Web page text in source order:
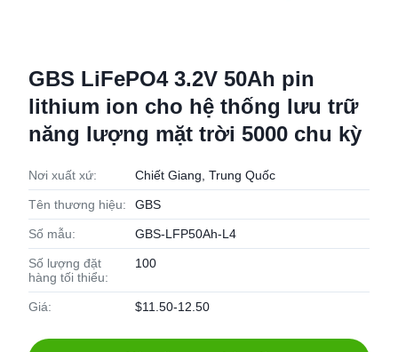
GBS LiFePO4 3.2V 50Ah pin
lithium ion cho hệ thống lưu trữ
năng lượng mặt trời 5000 chu kỳ
Nơi xuất xứ: Chiết Giang, Trung Quốc
Tên thương hiệu: GBS
Số mẫu: GBS-LFP50Ah-L4
Số lượng đặt
hàng tối thiểu:
100
Giá: $11.50-12.50